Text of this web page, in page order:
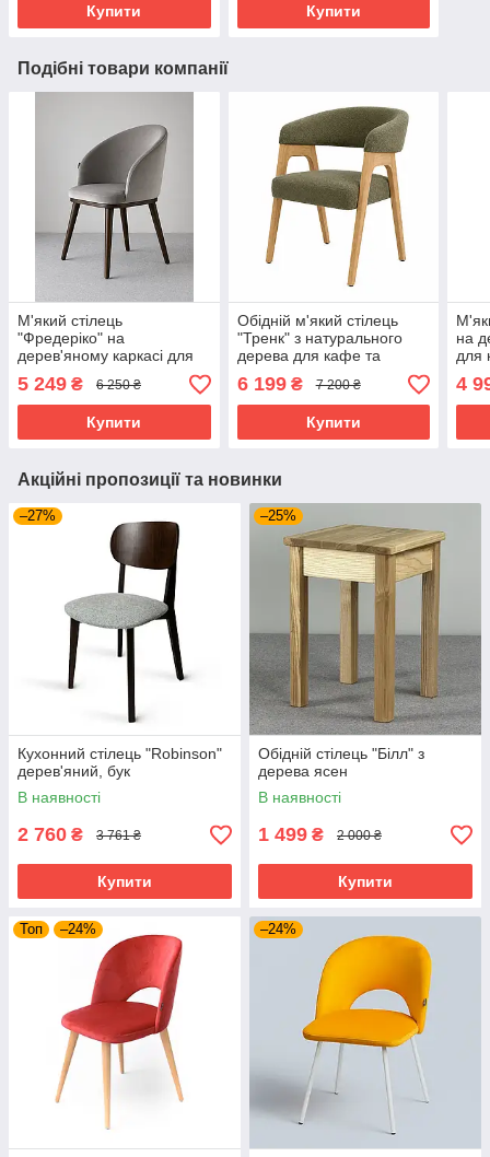
Купити Купити
Подібні товари компанії
М'який стілець
"Фредеріко" на
дерев'яному каркасі для
5 249 ₴ 6 250 ₴
Купити
Обідній м'який стілець
"Тренк" з натурального
дерева для кафе та
6 199₴ 7 200 ₴
Купити
на
для
4
Акційні пропозиції та новинки
–27%
Кухонний стілець "Robinson"
дерев'яний, бук
В наявності
2 760 ₴ 3 761 ₴
Купити
–25%
Обідній стілець "Білл" з
дерева ясен
В наявності
1 499 ₴ 2 000 ₴
Купити
Топ –24% –24%